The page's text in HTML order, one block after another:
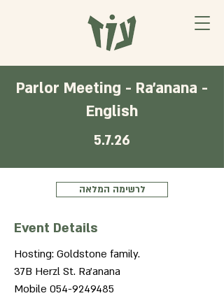
Parlor Meeting - Ra'anana -
English
5.7.26
לרשימה המלאה
Event Details
Hosting: Goldstone family.
37B Herzl St. Ra'anana
Mobile 054-9249485